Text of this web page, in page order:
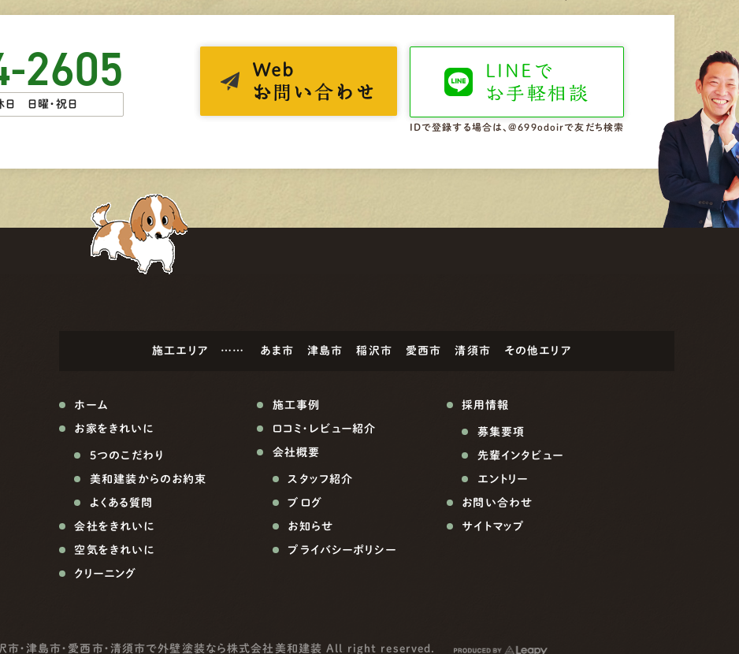
2605
日 日曜・祝日
Web
お問い合わせ
LINEで
お手軽相談
IDで登録する場合は、@699odoirで友だち検索
施工エリア …… あま市 津島市 稲沢市 愛西市 清須市 その他エリア
ホーム
お家をきれいに
5つのこだわり
美和建装からのお約束
よくある質問
会社をきれいに
空気をきれいに
クリーニング
施工事例
口コミ・レビュー紹介
会社概要
スタッフ紹介
ブログ
お知らせ
プライバシーポリシー
採用情報
募集要項
先輩インタビュー
エントリー
お問い合わせ
サイトマップ
市・津島市・愛西市・清須市で外壁塗装なら株式会社美和建装 All right reserved.